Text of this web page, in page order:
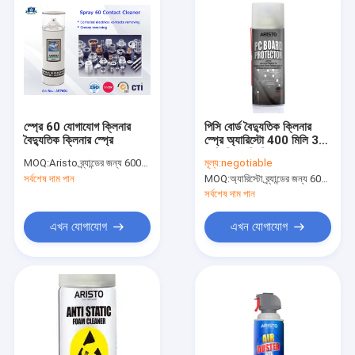
আমাদের সম্বন্ধে
স্প্রে 60 যোগাযোগ ক্লিনার
বৈদ্যুতিক ক্লিনার স্প্রে
MOQ:Aristo ব্র্যান্ডের জন্য 6000pcs, গ্রাহকের ব্র্যান্ডের জন্য 15000pcs
সর্বশেষ দাম পান
এখন যোগাযোগ
পিসি বোর্ড বৈদ্যুতিক ক্লিনার
স্প্রে অ্যারিস্টো 400 মিলি 30
মূল্য:negotiable
MOQ:অ্যারিস্টো ব্র্যান্ডের জন্য 6000 পিসি, গ্রাহক ব্র্যান্ডের জন্য 15000 পিসি
সর্বশেষ দাম পান
এখন যোগাযোগ